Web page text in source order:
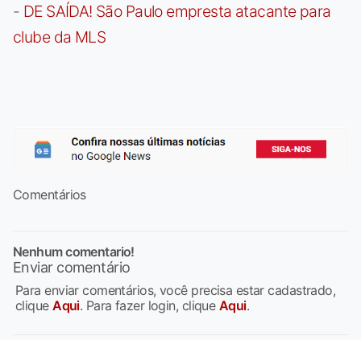
- DE SAÍDA! São Paulo empresta atacante para
clube da MLS
Comentários
Nenhum comentario!
Enviar comentário
Para enviar comentários, você precisa estar cadastrado,
cliqueAqui. Para fazer login, clique Aqui.